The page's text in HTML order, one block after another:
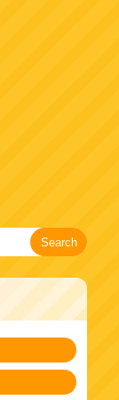
Search